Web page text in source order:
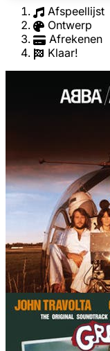
Afspeellijst
Ontwerp
Afrekenen
Klaar!